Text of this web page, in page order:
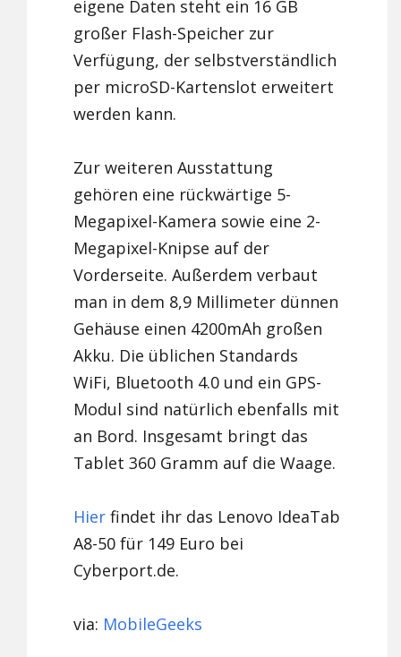
eigene Daten steht ein 16 GB
großer Flash-Speicher zur
Verfügung, der selbstverständlich
per microSD-Kartenslot erweitert
werden kann.
Zur weiteren Ausstattung
gehören eine rückwärtige 5-
Megapixel-Kamera sowie eine 2-
Megapixel-Knipse auf der
Vorderseite. Außerdem verbaut
man in dem 8,9 Millimeter dünnen
Gehäuse einen 4200mAh großen
Akku. Die üblichen Standards
WiFi, Bluetooth 4.0 und ein GPS-
Modul sind natürlich ebenfalls mit
an Bord. Insgesamt bringt das
Tablet 360 Gramm auf die Waage.
Hier findet ihr das Lenovo IdeaTab
A8-50 für 149 Euro bei
Cyberport.de.
via: MobileGeeks